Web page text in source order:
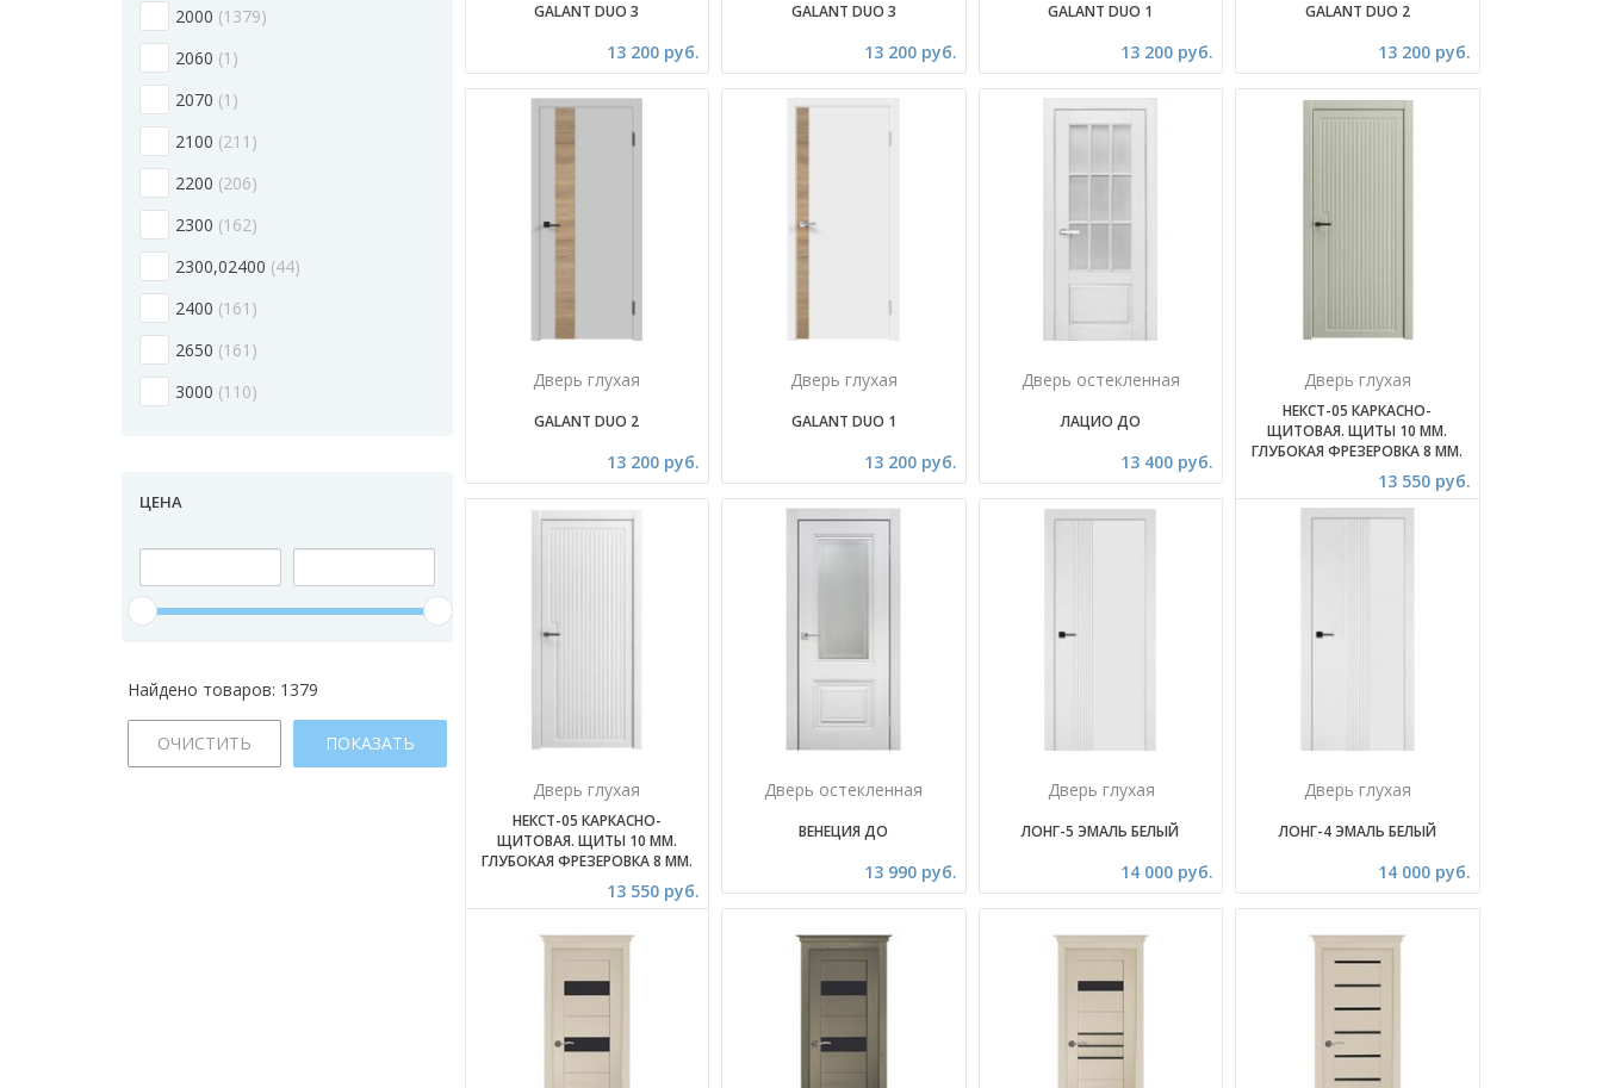
2000 1379
2060 1
2070 1
2100 211
2200 206
2300 162
2300,02400 44
2400 161
2650 161
3000 110
ЦЕНА
Найдено товаров: 1379
ОЧИСТИТЬ ПОКАЗАТЬ
GALANT DUO 3
13 200 руб.
GALANT DUO 3
13 200 руб.
GALANT DUO 1
13 200 руб.
GALANT DUO 2
13 200 руб.
Дверь глухая
GALANT DUO 2
13 200 руб.
Дверь глухая
GALANT DUO 1
13 200 руб.
Дверь остекленная
ЛАЦИО ДО
13 400 руб.
Дверь глухая
НЕКСТ-05 КАРКАСНО-
ЩИТОВАЯ. ЩИТЫ 10 ММ.
ГЛУБОКАЯ ФРЕЗЕРОВКА 8 ММ.
13 550 руб.
Дверь глухая
НЕКСТ-05 КАРКАСНО-
ЩИТОВАЯ. ЩИТЫ 10 ММ.
ГЛУБОКАЯ ФРЕЗЕРОВКА 8 ММ.
13 550 руб.
Дверь остекленная
ВЕНЕЦИЯ ДО
13 990 руб.
Дверь глухая
ЛОНГ-5 ЭМАЛЬ БЕЛЫЙ
14 000 руб.
Дверь глухая
ЛОНГ-4 ЭМАЛЬ БЕЛЫЙ
14 000 руб.